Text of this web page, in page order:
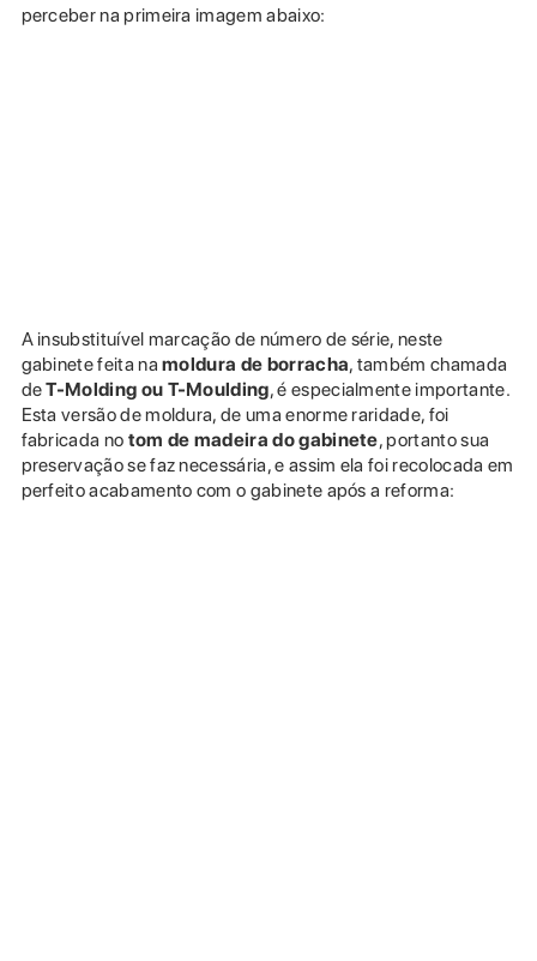
perceber na primeira imagem abaixo:
A insubstituível marcação de número de série, neste
gabinete feita namoldura de borracha, também chamada
deT-Molding ou T-Moulding, é especialmente importante.
Esta versão de moldura, de uma enorme raridade, foi
fabricada no tom de madeira do gabinete, portanto sua
preservação se faz necessária, e assim ela foi recolocada em
perfeito acabamento com o gabinete após a reforma: